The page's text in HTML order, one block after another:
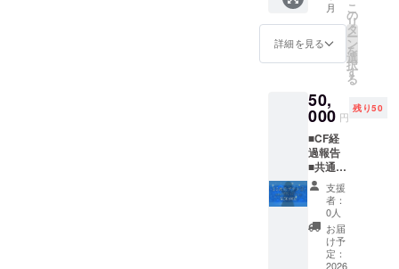
は指定
された
の挨拶
を含ん
ます ※
ローカ
ライズ
写真集
データ
は指定
された
言語で
のメッ
セージ
を含ん
だ画像
担くだ
・BBQ
の会場
が含ま
れます
が、追
加での
飲食ご
希望が
ある場
合は、
支援者
様にて
ご負担
くださ
京都内
のカラ
オケ店
ディン
グ終了
場予約
をして
お知ら
せいた
しま
す） ・
支援者
様の交
通費や
メラマ
ンさん
向けプ
調整の
上決定
・場
所：池
袋駅を
起点と
して電
車で1時
間圏内
のイベ
ント・
スタジ
初配信
お名前
記載
（中）
★缶
★3次元
アクリ
ルスタ
ンド ■3
次元オ
リジナ
ルコス
プレ動
通あり
がとう
ボイス
月
詳細を見る
こ
の
リ
タ
ー
ン
を
選
択
す
る
50,
000 円
残り50
■CF経
過報告
■共通あ
りがと
うボイ
ス ■サ
イン入
りKV壁
紙 ■初
支援
者：
0人
お届
け予
定：
2026